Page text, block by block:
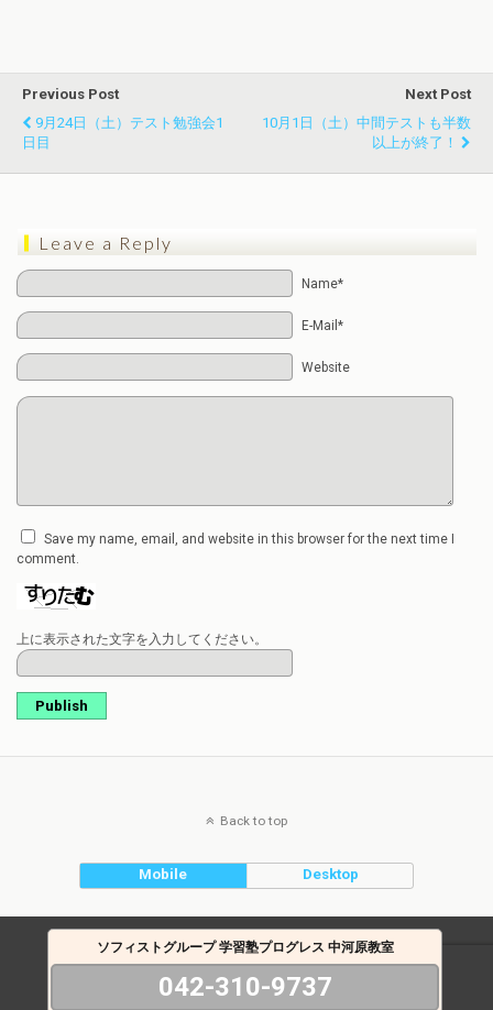
Previous Post
9月24日（土）テスト勉強会1
日目
Next Post
10月1日（土）中間テストも半数
以上が終了！
Leave a Reply
Name*
E-Mail*
Website
Save my name, email, and website in this browser for the next time I
comment.
上に表示された文字を入力してください。
Publish
Back to top
Mobile Desktop
ソフィストグループ 学習塾プログレス 中河原教室
042-310-9737